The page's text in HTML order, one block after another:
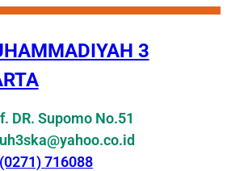
3
DR. Supomo No.51
(0271) 716088